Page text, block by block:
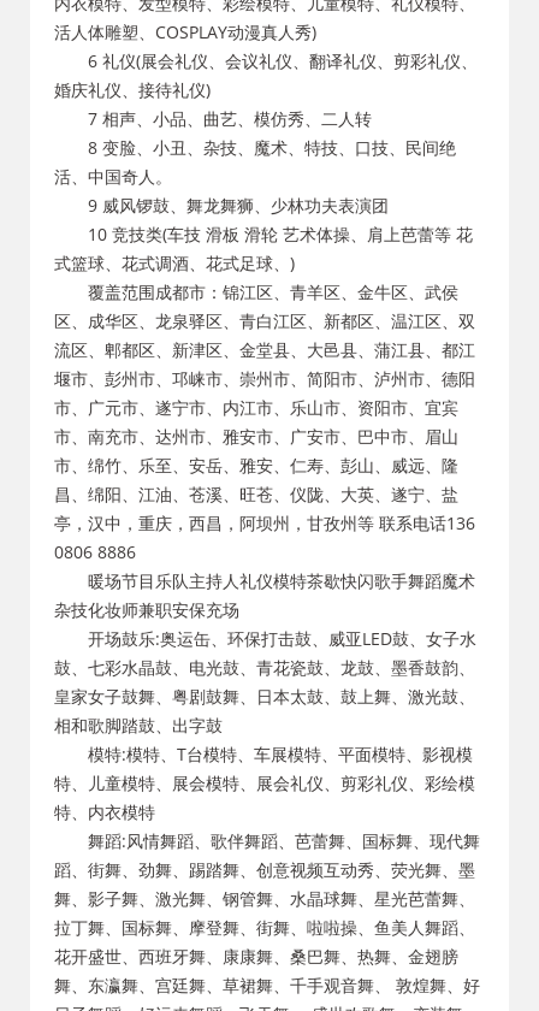
活人体雕塑、COSPLAY动漫真人秀)
6 礼仪(展会礼仪、会议礼仪、翻译礼仪、剪彩礼仪、
婚庆礼仪、接待礼仪)
7 相声、小品、曲艺、模仿秀、二人转
8 变脸、小丑、杂技、魔术、特技、口技、民间绝
活、中国奇人。
9 威风锣鼓、舞龙舞狮、少林功夫表演团
10 竞技类(车技 滑板 滑轮 艺术体操、肩上芭蕾等 花
式篮球、花式调酒、花式足球、)
覆盖范围成都市：锦江区、青羊区、金牛区、武侯
区、成华区、龙泉驿区、青白江区、新都区、温江区、双
流区、郫都区、新津区、金堂县、大邑县、蒲江县、都江
堰市、彭州市、邛崃市、崇州市、简阳市、泸州市、德阳
市、广元市、遂宁市、内江市、乐山市、资阳市、宜宾
市、南充市、达州市、雅安市、广安市、巴中市、眉山
市、绵竹、乐至、安岳、雅安、仁寿、彭山、威远、隆
昌、绵阳、江油、苍溪、旺苍、仪陇、大英、遂宁、盐
亭，汉中，重庆，西昌，阿坝州，甘孜州等 联系电话136
0806 8886
暖场节目乐队主持人礼仪模特茶歇快闪歌手舞蹈魔术
杂技化妆师兼职安保充场
开场鼓乐:奥运缶、环保打击鼓、威亚LED鼓、女子水
鼓、七彩水晶鼓、电光鼓、青花瓷鼓、龙鼓、墨香鼓韵、
皇家女子鼓舞、粤剧鼓舞、日本太鼓、鼓上舞、激光鼓、
相和歌脚踏鼓、出字鼓
模特:模特、T台模特、车展模特、平面模特、影视模
特、儿童模特、展会模特、展会礼仪、剪彩礼仪、彩绘模
特、内衣模特
舞蹈:风情舞蹈、歌伴舞蹈、芭蕾舞、国标舞、现代舞
蹈、街舞、劲舞、踢踏舞、创意视频互动秀、荧光舞、墨
舞、影子舞、激光舞、钢管舞、水晶球舞、星光芭蕾舞、
拉丁舞、国标舞、摩登舞、街舞、啦啦操、鱼美人舞蹈、
花开盛世、西班牙舞、康康舞、桑巴舞、热舞、金翅膀
舞、东瀛舞、宫廷舞、草裙舞、千手观音舞、 敦煌舞、好